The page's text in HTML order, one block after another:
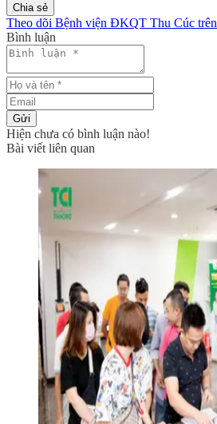
Chia sẻ
Theo dõi Bệnh viện ĐKQT Thu Cúc trên
Bình luận
Gửi
Hiện chưa có bình luận nào!
Bài viết liên quan